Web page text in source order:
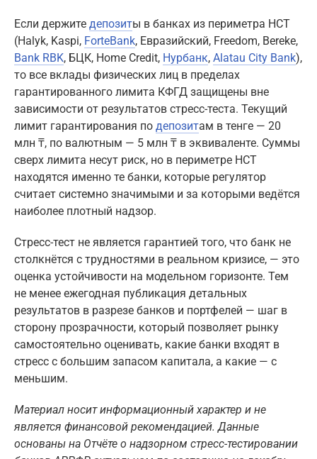
Если держите депозиты в банках из периметра НСТ
(Halyk, Kaspi, ForteBank, Евразийский, Freedom, Bereke,
Bank RBK, БЦК, Home Credit, Нурбанк, Alatau City Bank),
то все вклады физических лиц в пределах
гарантированного лимита КФГД защищены вне
зависимости от результатов стресс-теста. Текущий
лимит гарантирования по депозитам в тенге — 20
млн ₸, по валютным — 5 млн ₸ в эквиваленте. Суммы
сверх лимита несут риск, но в периметре НСТ
находятся именно те банки, которые регулятор
считает системно значимыми и за которыми ведётся
наиболее плотный надзор.
Стресс-тест не является гарантией того, что банк не
столкнётся с трудностями в реальном кризисе, — это
оценка устойчивости на модельном горизонте. Тем
не менее ежегодная публикация детальных
результатов в разрезе банков и портфелей — шаг в
сторону прозрачности, который позволяет рынку
самостоятельно оценивать, какие банки входят в
стресс с большим запасом капитала, а какие — с
меньшим.
Материал носит информационный характер и не
является финансовой рекомендацией. Данные
основаны на Отчёте о надзорном стресс-тестировании